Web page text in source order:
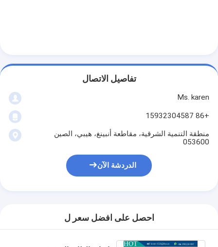
تفاصيل الاتصال
Ms. karen
+86 15932304587
منطقة التنمية الشرقية، مقاطعة أنبينغ، هيبي، الصين
053600
الدردشة الآن
احصل على افضل سعر ل